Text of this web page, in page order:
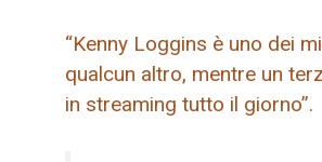
“Kenny Loggins è uno dei
qualcun altro, mentre un
in streaming tutto il giorno”.